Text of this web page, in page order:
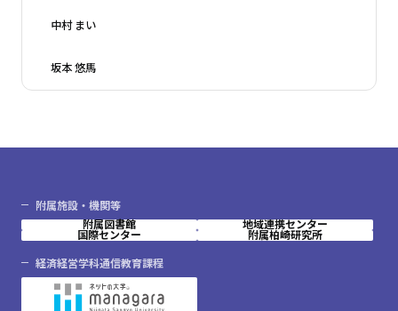
中村 まい
坂本 悠馬
附属施設・機関等
附属図書館
地域連携センター
国際センター
附属柏崎研究所
経済経営学科通信教育課程